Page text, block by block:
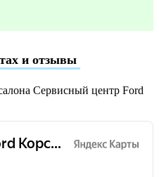
и отзывы
Сервисный центр Ford